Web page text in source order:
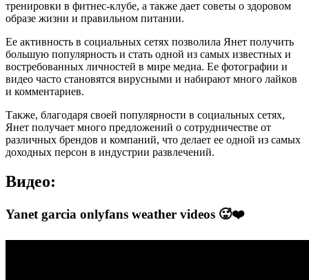
тренировки в фитнес-клубе, а также дает советы о здоровом
образе жизни и правильном питании.
Ее активность в социальных сетях позволила Янет получить
большую популярность и стать одной из самых известных и
востребованных личностей в мире медиа. Ее фотографии и
видео часто становятся вирусными и набирают много лайков
и комментариев.
Также, благодаря своей популярности в социальных сетях,
Янет получает много предложений о сотрудничестве от
различных брендов и компаний, что делает ее одной из самых
доходных персон в индустрии развлечений.
Видео:
Yanet garcia onlyfans weather videos 🥵❤️